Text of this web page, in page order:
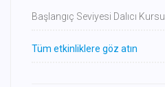
Başlangıç Seviyesi Dalıcı Kursu
Tüm etkinliklere göz atın